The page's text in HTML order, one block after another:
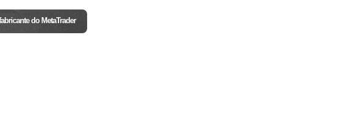
do MetaTrader